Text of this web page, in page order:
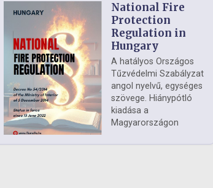
National Fire
Protection
Regulation in
Hungary
A hatályos Országos
Tűzvédelmi Szabályzat
angol nyelvű, egységes
szövege. Hiánypótló
kiadása a
Magyarországon